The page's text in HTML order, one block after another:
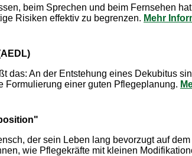
beim Sprechen und beim Fernsehen
Risiken effektiv zu begrenzen. Mehr
das: An der Entstehung eines Dekubitus
Formulierung einer guten Pflegeplanung.
der sein Leben lang bevorzugt auf
wie Pflegekräfte mit kleinen